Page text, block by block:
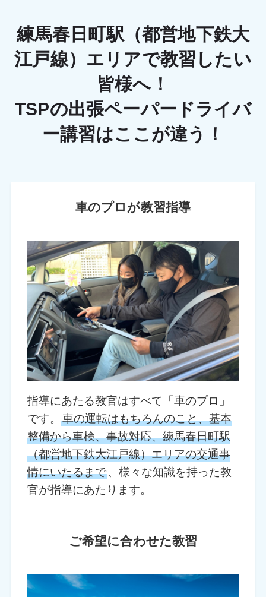
練馬春日町駅（都営地下鉄大
江戸線）エリアで教習したい
皆様へ！
TSPの出張ペーパードライバ
ー講習はここが違う！
車のプロが教習指導
指導にあたる教官はすべて「車のプロ」
です。車の運転はもちろんのこと、基本
整備から車検、事故対応、練馬春日町駅
（都営地下鉄大江戸線）エリアの交通事
情にいたるまで、様々な知識を持った教
官が指導にあたります。
ご希望に合わせた教習